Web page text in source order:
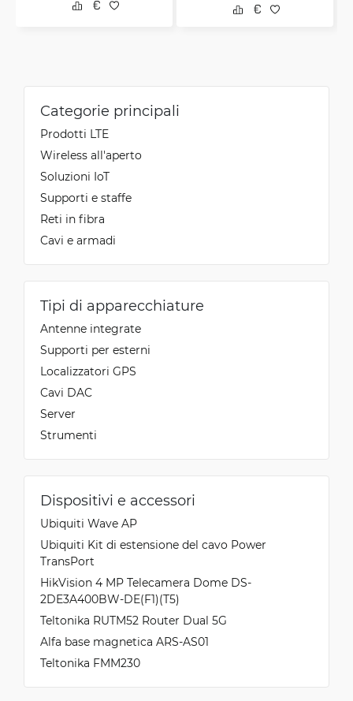
Categorie principali
Prodotti LTE
Wireless all'aperto
Soluzioni IoT
Supporti e staffe
Reti in fibra
Cavi e armadi
Tipi di apparecchiature
Antenne integrate
Supporti per esterni
Localizzatori GPS
Cavi DAC
Server
Strumenti
Dispositivi e accessori
Ubiquiti Wave AP
Ubiquiti Kit di estensione del cavo Power
TransPort
HikVision 4 MP Telecamera Dome DS-
2DE3A400BW-DE(F1)(T5)
Teltonika RUTM52 Router Dual 5G
Alfa base magnetica ARS-AS01
Teltonika FMM230